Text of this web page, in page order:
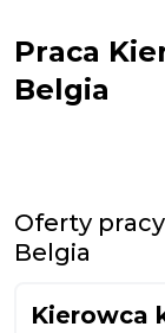
Praca
Belgia
Oferty
Belgia
Kierowca